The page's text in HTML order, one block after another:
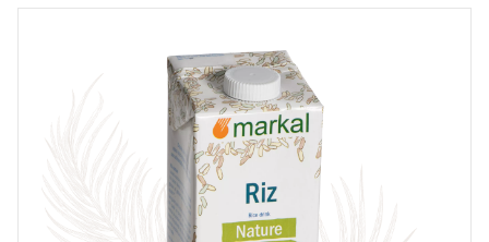
COMMENTAIRE *